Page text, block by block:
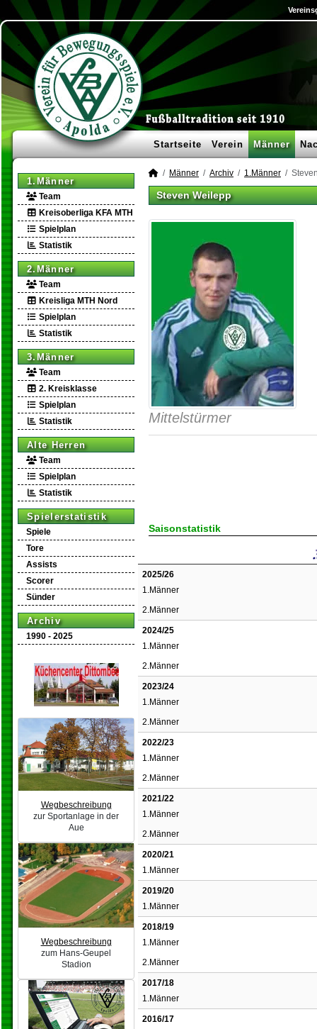
Startseite Verein Männer
1.Männer
Team
Kreisoberliga KFA MTH
Spielplan
Statistik
2.Männer
Team
Kreisliga MTH Nord
Spielplan
Statistik
3.Männer
Team
2. Kreisklasse
Spielplan
Statistik
Alte Herren
Team
Spielplan
Statistik
Spielerstatistik
Spiele
Tore
Assists
Scorer
Sünder
Archiv
1990 - 2025
Wegbeschreibung
zur Sportanlage in der
Aue
Wegbeschreibung
zum Hans-Geupel
Stadion
Männer Archiv 1.Männer
Steven Weilepp
Mittelstürmer
Saisonstatistik
2025/26
1.Männer
2.Männer
2024/25
1.Männer
2.Männer
2023/24
1.Männer
2.Männer
2022/23
1.Männer
2.Männer
2021/22
1.Männer
2.Männer
2020/21
1.Männer
2019/20
1.Männer
2018/19
1.Männer
2.Männer
2017/18
1.Männer
2016/17